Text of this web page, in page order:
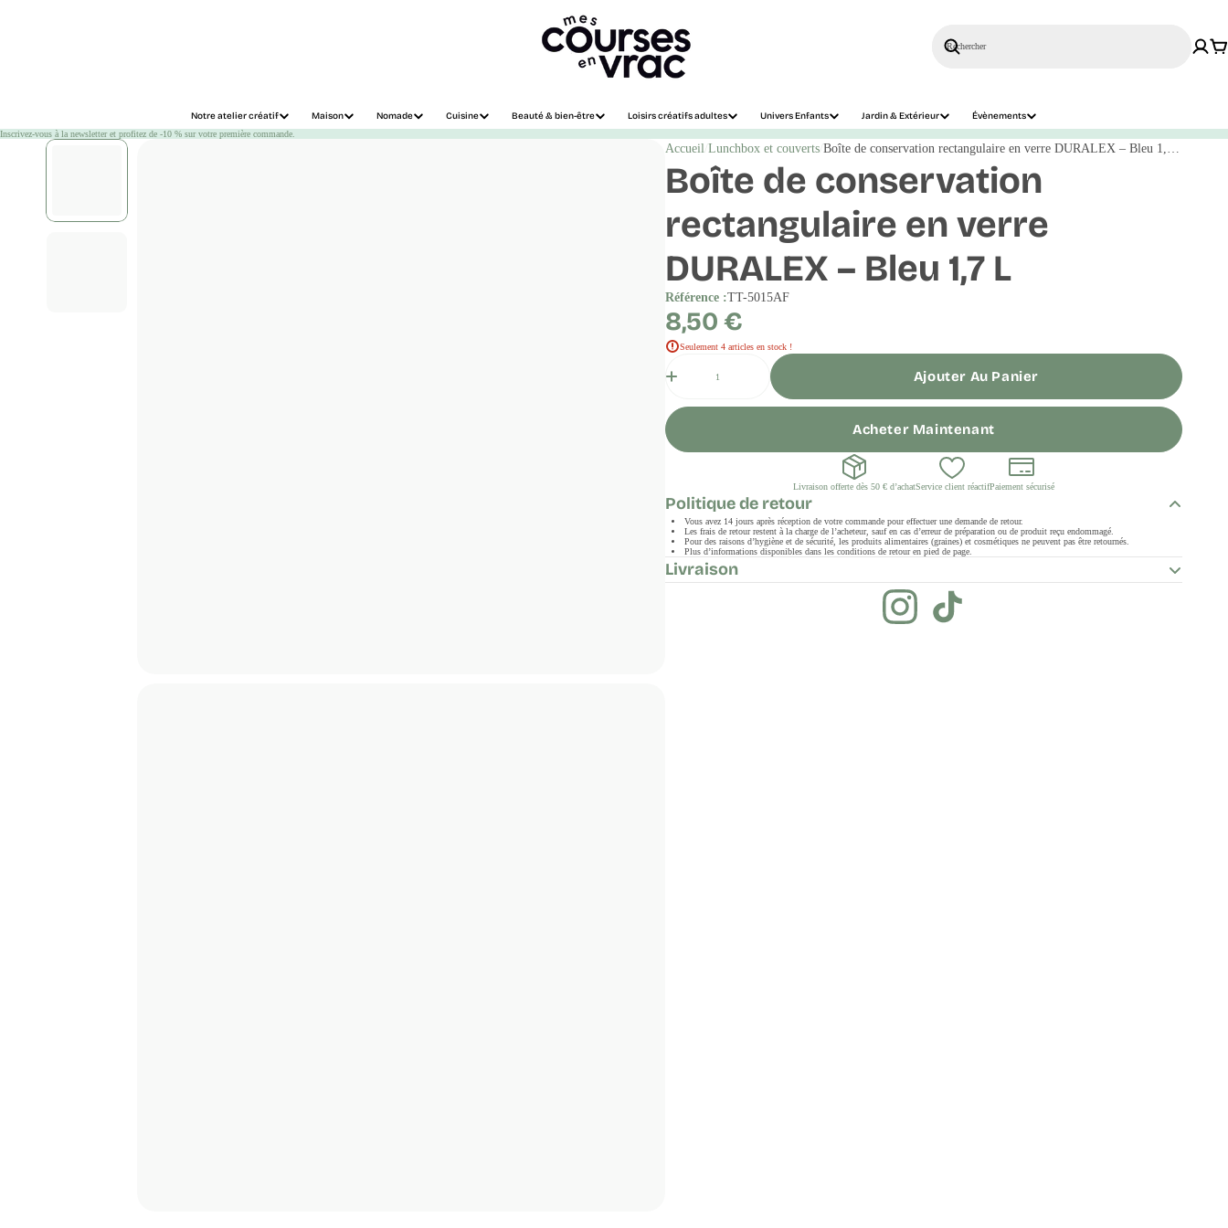
Notre atelier créatif Maison Nomade Cuisine Beauté & bien-être Loisirs créatifs adultes Univers Enfants Jardin & Extérieur Évènements
Rechercher
Inscrivez-vous à la newsletter et profitez de -10 % sur votre première commande.
Accueil Lunchbox et couverts Boîte de conservation rectangulaire en verre DURALEX – Bleu 1,7 L
Boîte de conservation
rectangulaire en verre
DURALEX – Bleu 1,7 L
Référence :TT-5015AF
Prix
régulier
8,50 €
Seulement 4 articles en stock !
Ajouter Au Panier
Acheter Maintenant
Livraison offerte dès 50 € d’achatService client réactifPaiement sécurisé
Politique de retour
Vous avez 14 jours après réception de votre commande pour effectuer une demande de retour.
Les frais de retour restent à la charge de l’acheteur, sauf en cas d’erreur de préparation ou de produit reçu endommagé.
Pour des raisons d’hygiène et de sécurité, les produits alimentaires (graines) et cosmétiques ne peuvent pas être retournés.
Plus d’informations disponibles dans les conditions de retour en pied de page.
Livraison